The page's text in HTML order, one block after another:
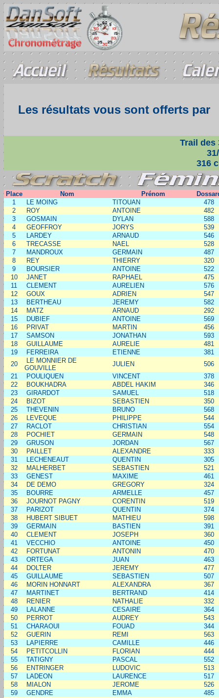
Les résultats vous sont offerts par
Trail des
316
Place Nom Prénom
1
LE MOING TITOUAN
478
2
ROY ANTOINE
482
3
GOSMAIN DYLAN
588
4
GEOFFROY JORYS
539
5
LARDEY ARNAUD
546
6
TRECASSE NAEL
528
7
MANDROUX GERMAIN
487
8
REY THIERRY
320
9
BOURSIER ANTOINE
522
10
JANET RAPHAEL
475
11
CLEMENT AURELIEN
576
12
GOUX ADRIEN
547
13
BERTHEAU JEREMY
582
14
MATZ ARNAUD
292
15
DUBIEF ANTOINE
569
16
PRIVAT MARTIN
456
17
SAMSON JONATHAN
593
18
GUILLAUME AURELIE
481
19
FERREIRA ETIENNE
381
20
LE MONNIER DE
GOUVILLE
JULIEN
506
21
POULIQUEN VINCENT
378
22
BOUKHADRA ABDEL HAKIM
346
23
GIRARDOT SAMUEL
518
24
BIZOT SEBASTIEN
350
25
THEVENIN BRUNO
568
26
LEVEQUE PHILIPPE
544
27
RACLOT CHRISTIAN
554
28
POCHIET GERMAIN
548
29
GRUSON JORDAN
567
30
PAILLET ALEXANDRE
333
31
LECHENEAUT QUENTIN
305
32
MALHERBET SEBASTIEN
521
33
GENEST MAXIME
461
34
DE DEMO GREGORY
324
35
BOURRE ARMELLE
457
36
JOURNOT PAGNY CORENTIN
519
37
PARIZOT QUENTIN
374
38
HUBERT SIBUET MATHIEU
598
39
GERMAIN BASTIEN
391
40
CLEMENT JOSEPH
360
41
VECCHIO ANTOINE
450
42
FORTUNAT ANTONIN
470
43
ORTEGA JUAN
463
44
DOLTER JEREMY
477
45
GUILLAUME SEBASTIEN
507
46
MORIN HONNART ALEXANDRA
367
47
MARTINET BERTRAND
414
48
RENIER NATHALIE
332
49
LALANNE CESAIRE
364
50
PERROT AUDREY
543
51
CHARAOUI FOUAD
344
52
GUERIN REMI
563
53
LAPIERRE CAMILLE
446
54
PETITCOLLIN FLORIAN
444
55
TATIGNY PASCAL
552
56
ENTRINGER LUDOVIC
513
57
LADEON LAURENCE
517
58
MIALON JEROME
526
59
GENDRE EMMA
485